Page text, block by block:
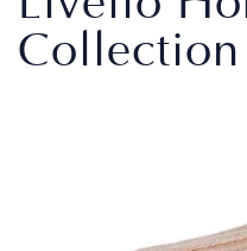
Collection